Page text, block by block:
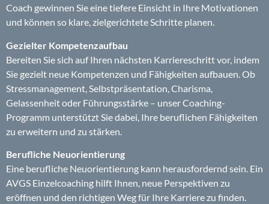
Coach gewinnen Sie eine tiefere Einsicht in Ihre Motivationen
und können so klare, zielgerichtete Schritte planen.
Gezielter Kompetenzaufbau
Bereiten Sie sich auf Ihren nächsten Karriereschritt vor, indem
Sie gezielt neue Kompetenzen und Fähigkeiten aufbauen. Ob
Stressmanagement, Selbstpräsentation, Charisma,
Gelassenheit oder Führungsstärke – unser Coaching-
Programm unterstützt Sie dabei, Ihre beruflichen Fähigkeiten
zu erweitern und zu stärken.
Berufliche Neuorientierung
Eine berufliche Neuorientierung kann herausfordernd sein. Ein
AVGS Einzelcoaching hilft Ihnen, neue Perspektiven zu
eröffnen und den richtigen Weg für Ihre Karriere zu finden.